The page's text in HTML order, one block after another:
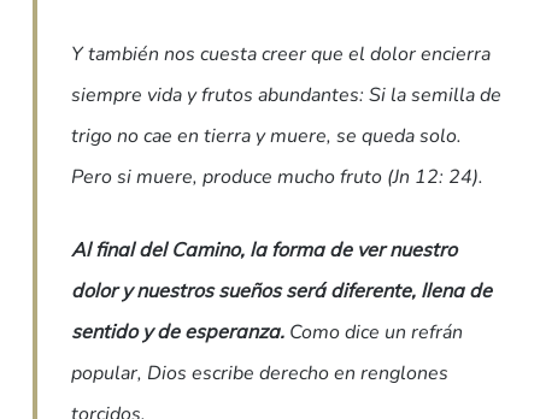
Y también nos cuesta creer que el dolor encierra
siempre vida y frutos abundantes: Si la semilla de
trigo no cae en tierra y muere, se queda solo.
Pero si muere, produce mucho fruto (Jn 12: 24).
Al final del Camino, la forma de ver nuestro
dolor y nuestros sueños será diferente, llena de
sentido y de esperanza. Como dice un refrán
popular, Dios escribe derecho en renglones